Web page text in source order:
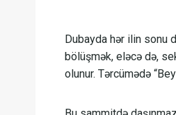
Dubayda hər ilin sonu
bölüşmək, eləcə də,
olunur. Tərcümədə